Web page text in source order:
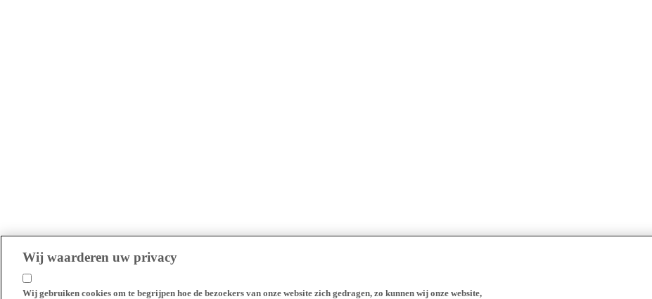
Wij waarderen uw privacy
Wij gebruiken cookies om te begrijpen hoe de bezoekers van onze website zich gedragen, zo kunnen wij onze website,